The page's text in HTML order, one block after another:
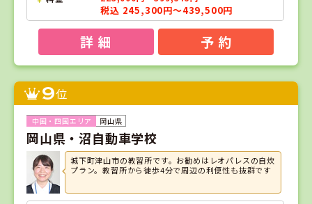
税込 245,300円～439,500円
詳 細 予 約
9位
岡山県
岡山県・沼自動車学校
城下町津山市の教習所です。お勧めはレオパレスの自炊
プラン。教習所から徒歩4分で周辺の利便性も抜群です